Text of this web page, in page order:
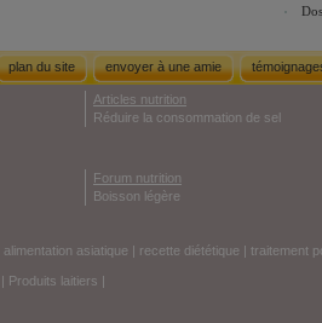
plan du site envoyer à une amie
Articles nutrition
Réduire la consommation de sel
Forum nutrition
Boisson légère
alimentation asiatique | recette diététique | traitement
| Produits laitiers |